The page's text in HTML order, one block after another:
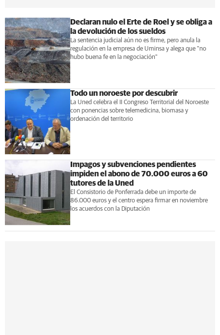
Declaran nulo el Erte de Roel y se obliga a
la devolución de los sueldos
La sentencia judicial aún no es firme, pero anula la
regulación en la empresa de Uminsa y alega que "no
hubo buena fe en la negociación"
Todo un noroeste por descubrir
La Uned celebra el II Congreso Territorial del Noroeste
con ponencias sobre telemedicina, biomasa y
ordenación del territorio
Impagos y subvenciones pendientes
impiden el abono de 70.000 euros a 60
tutores de la Uned
El Consistorio de Ponferrada debe un importe de
86.000 euros y el centro espera firmar en noviembre
los acuerdos con la Diputación